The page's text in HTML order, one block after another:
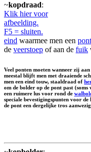
~kopdraad:
Klik hier voor
afbeelding.
F5 = sluiten.
eind waarmee men een pont
de veerstoep of aan de fuik
Veel ponten moeten wanneer zij
meestal blijft men met draaiende
men een eind touw, staaldraad of
om de bolder op de pont past (soms
een ruimere lus voor rond de
speciale bevestigingspunten voor
de pont een dergelijke tros